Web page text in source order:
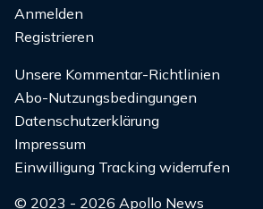
Anmelden
Registrieren
Unsere Kommentar-Richtlinien
Abo-Nutzungsbedingungen
Datenschutzerklärung
Impressum
Einwilligung Tracking widerrufen
© 2023 - 2026 Apollo News